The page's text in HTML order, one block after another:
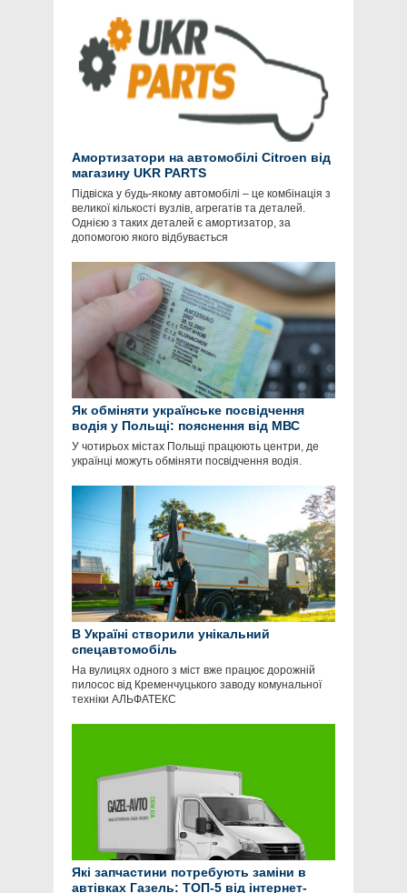
Амортизатори на автомобілі Citroen від
магазину UKR PARTS
Підвіска у будь-якому автомобілі – це комбінація з
великої кількості вузлів, агрегатів та деталей.
Однією з таких деталей є амортизатор, за
допомогою якого відбувається
Як обміняти українське посвідчення
водія у Польщі: пояснення від МВС
У чотирьох містах Польщі працюють центри, де
українці можуть обміняти посвідчення водія.
В Україні створили унікальний
спецавтомобіль
На вулицях одного з міст вже працює дорожній
пилосос від Кременчуцького заводу комунальної
техніки АЛЬФАТЕКС
Які запчастини потребують заміни в
автівках Газель: ТОП-5 від інтернет-